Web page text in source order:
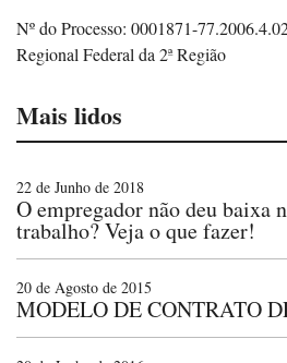
Nº do Processo: 0001871-
Regional Federal da 2ª Região
Mais lidos
22 de Junho de 2018
O empregador não deu baixa
trabalho? Veja o que fazer!
20 de Agosto de 2015
MODELO DE CONTRATO